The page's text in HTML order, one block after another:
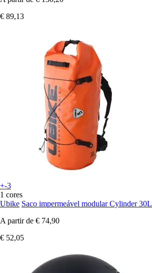
€ 89,13
+-3
1 cores
Ubike Saco impermeável modular Cylinder 30L
A partir de € 74,90
€ 52,05